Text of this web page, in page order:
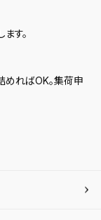
す。
めればOK。集荷申